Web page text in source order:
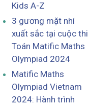
Kids A-Z
3 gương mặt nhí
xuất sắc tại cuộc thi
Toán Matific Maths
Olympiad 2024
Matific Maths
Olympiad Vietnam
2024: Hành trình